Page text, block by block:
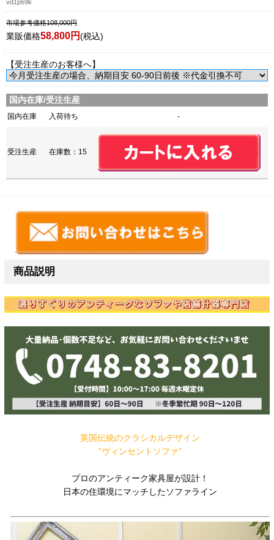
vd1p69k
市場参考価格108,000円
業販価格58,800円(税込)
【受注生産のお客様へ】
国内在庫/受注生産
国内在庫 入荷待ち -
受注生産 在庫数：15
商品説明
英国伝統のクラシカルデザイン
”ヴィンセントソファ”
プロのアンティーク家具屋が設計！
日本の住環境にマッチしたソファライン